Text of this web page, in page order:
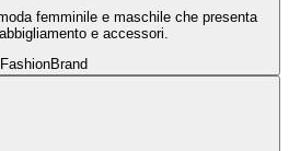
femminile e maschile che presenta
e accessori.
FashionBrand